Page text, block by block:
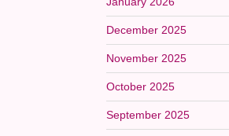
December 2025
November 2025
October 2025
September 2025